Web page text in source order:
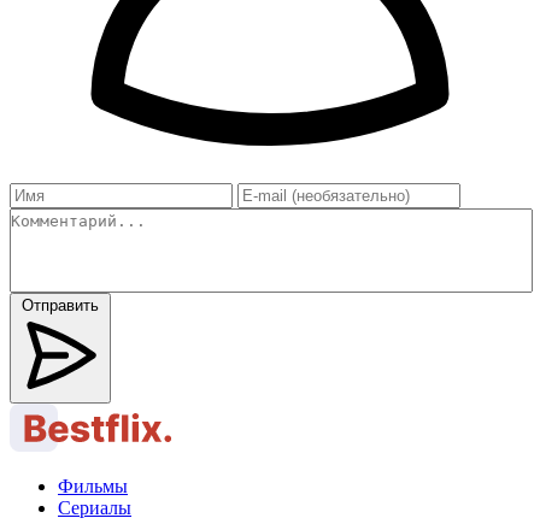
Отправить
Фильмы
Сериалы